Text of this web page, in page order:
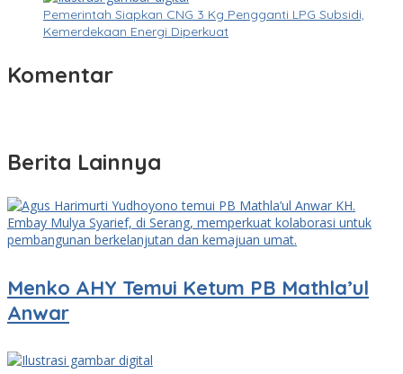
Pemerintah Siapkan CNG 3 Kg Pengganti LPG Subsidi,
Kemerdekaan Energi Diperkuat
Komentar
Berita Lainnya
Menko AHY Temui Ketum PB Mathla’ul
Anwar